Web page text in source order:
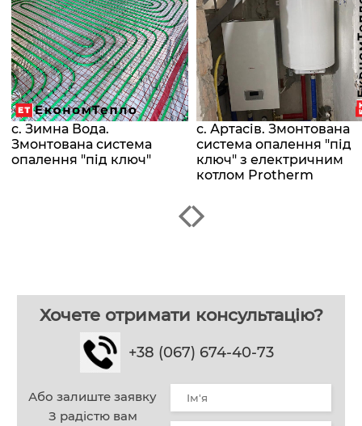
с. Зимна Вода.
Змонтована система
опалення "під ключ"
с. Артасів. Змонтована
система опалення "під
ключ" з електричним
котлом Protherm
Хочете отримати консультацію?
+38 (067) 674-40-73
Або залиште заявку
З радістю вам